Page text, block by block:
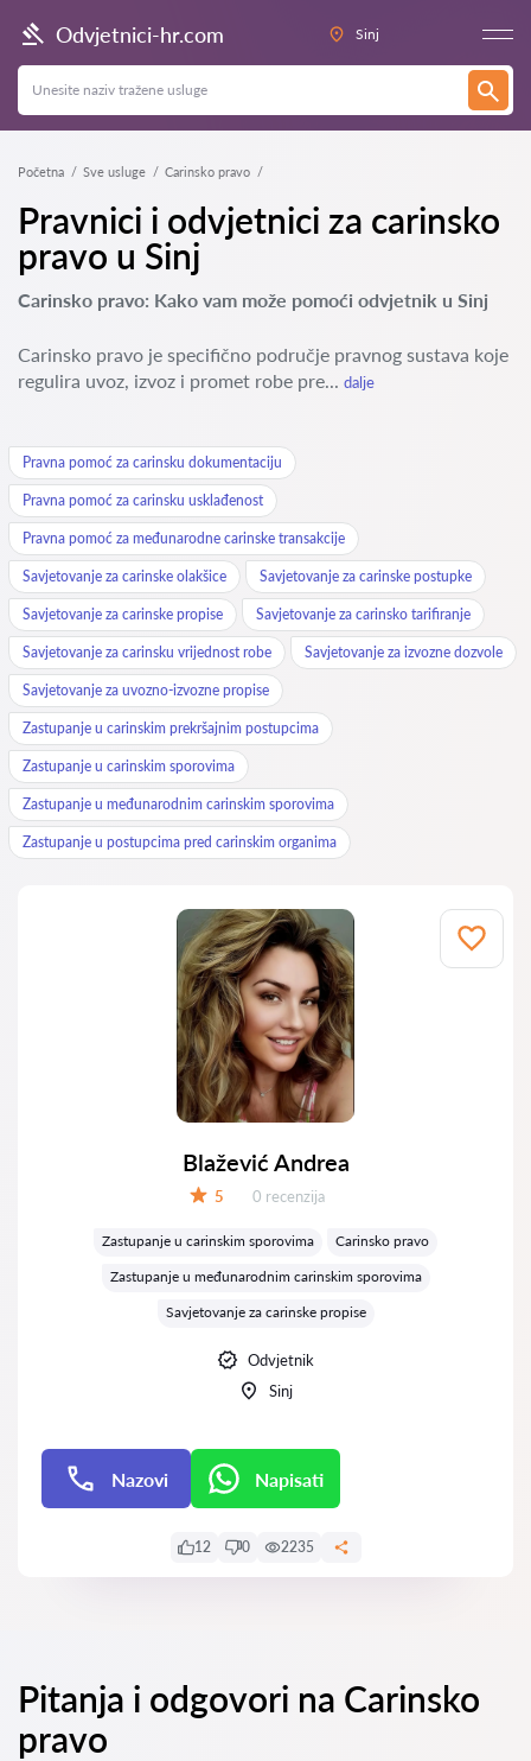
Odvjetnici-hr.com Sinj
Početna Sve usluge Carinsko pravo
Pravnici i odvjetnici za carinsko
pravo u Sinj
Carinsko pravo: Kako vam može pomoći odvjetnik u Sinj
Carinsko pravo je specifično područje pravnog sustava koje
regulira uvoz, izvoz i promet robe pre... dalje
Pravna pomoć za carinsku dokumentaciju
Pravna pomoć za carinsku usklađenost
Pravna pomoć za međunarodne carinske transakcije
Savjetovanje za carinske olakšice Savjetovanje za carinske postupke
Savjetovanje za carinske propise Savjetovanje za carinsko tarifiranje
Savjetovanje za carinsku vrijednost robe Savjetovanje za izvozne dozvole
Savjetovanje za uvozno-izvozne propise
Zastupanje u carinskim prekršajnim postupcima
Zastupanje u carinskim sporovima
Zastupanje u međunarodnim carinskim sporovima
Zastupanje u postupcima pred carinskim organima
Blažević Andrea
5 Recenzija:
0 recenzija
Zastupanje u carinskim sporovima
Carinsko pravo
Zastupanje u međunarodnim carinskim sporovima
Savjetovanje za carinske propise
Odvjetnik
Sinj
Nazovi Napisati
12 0 2235
Pitanja i odgovori na Carinsko
pravo